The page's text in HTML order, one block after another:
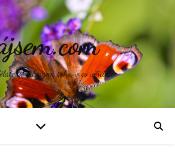
je odrazem toho, v co věříte.